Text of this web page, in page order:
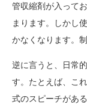
管収縮剤が入って
まります。しかし
かなくなります。
逆に言うと、日常
す。たとえば、こ
式のスピーチがあ